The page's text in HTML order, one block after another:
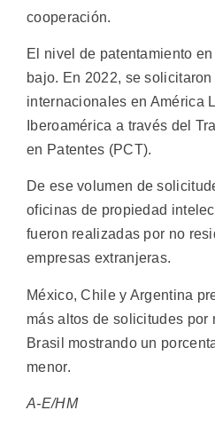
cooperación.
El nivel de patentamiento
bajo. En 2022, se
internacionales en América
Iberoamérica a través del
en Patentes (PCT).
De ese volumen de
oficinas de propiedad
fueron realizadas por no
empresas extranjeras.
México, Chile y Argentina
más altos de solicitudes por
Brasil mostrando un
menor.
A-E/HM